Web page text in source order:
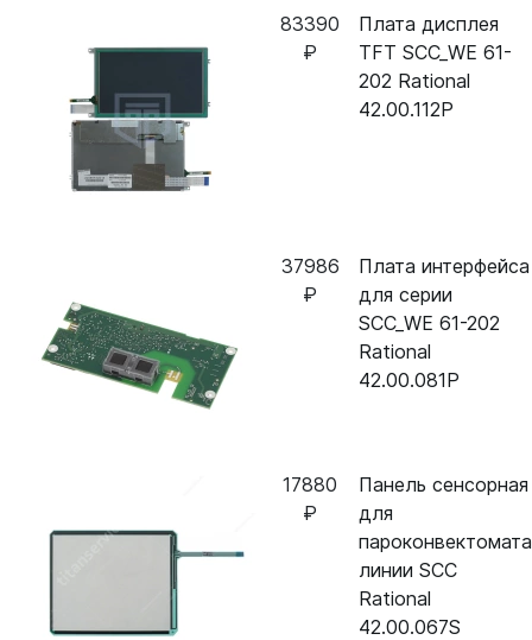
83390
₽
Плата дисплея
TFT SCC_WE 61-
202 Rational
42.00.112P
37986
₽
Плата интерфейса
для серии
SCC_WE 61-202
Rational
42.00.081P
17880
₽
Панель сенсорная
для
пароконвектомата
линии SCC
Rational
42.00.067S